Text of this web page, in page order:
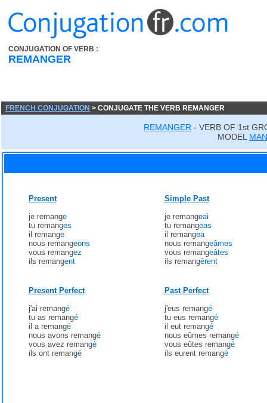
CONJUGATION OF VERB :
REMANGER
FRENCH CONJUGATION > CONJUGATE THE VERB REMANGER
REMANGER - VERB OF 1st
MODEL
Present
je remange
tu remanges
il remange
nous remangeons
vous remangez
ils remangent
Simple Past
je remangeai
tu remangeas
il remangea
nous remangeâmes
vous remangeâtes
ils remangèrent
Present Perfect
j'ai remangé
tu as remangé
il a remangé
nous avons remangé
vous avez remangé
ils ont remangé
Past Perfect
j'eus remangé
tu eus remangé
il eut remangé
nous eûmes remangé
vous eûtes remangé
ils eurent remangé